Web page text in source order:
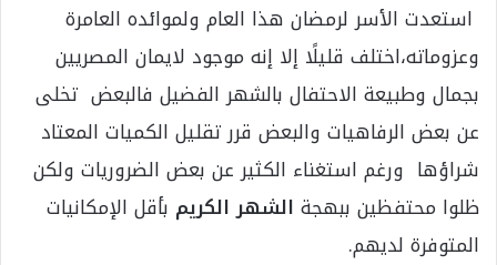
استعدت الأسر لرمضان هذا العام ولموائده العامرة
وعزوماته،اختلف قليلًا إلا إنه موجود لايمان المصريين
بجمال وطبيعة الاحتفال بالشهر الفضيل فالبعض تخلى
عن بعض الرفاهيات والبعض قرر تقليل الكميات المعتاد
شراؤها ورغم استغناء الكثير عن بعض الضروريات ولكن
ظلوا محتفظين ببهجة الشهر الكريم بأقل الإمكانيات
المتوفرة لديهم.